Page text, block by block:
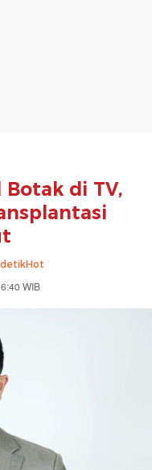
Botak di TV,
detikHot
WIB